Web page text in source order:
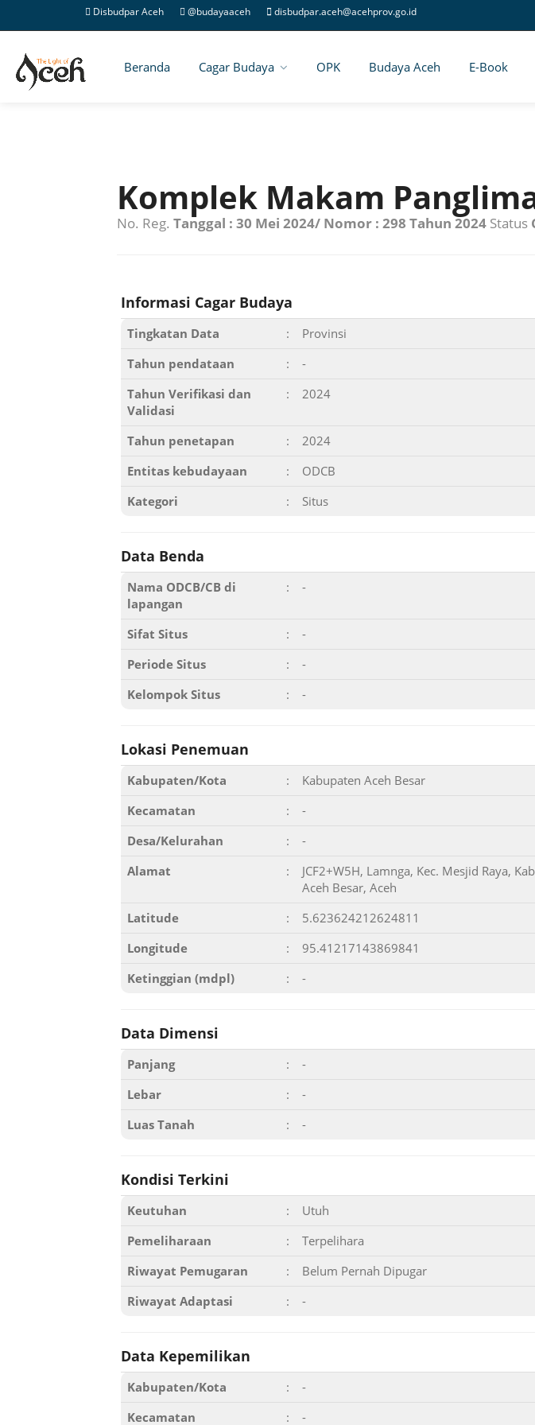
Disbudpar Aceh @budayaaceh disbudpar.aceh@acehprov.go.id
Beranda Cagar Budaya OPK Budaya Aceh E-Book
Komplek Makam
No. Reg. Tanggal : 30 Mei 2024/ Nomor : 298 Tahun 2024 Status
Informasi Cagar Budaya
Tingkatan Data :
Provinsi
Tahun pendataan
:
-
Tahun Verifikasi dan
Validasi
: 2024
Tahun penetapan :
2024
Entitas kebudayaan
:
ODCB
Kategori
: Situs
Data Benda
Nama ODCB/CB di
lapangan
: -
Sifat Situs :
-
Periode Situs
:
-
Kelompok Situs
: -
Lokasi Penemuan
Kabupaten/Kota :
Kabupaten Aceh Besar
Kecamatan
:
-
Desa/Kelurahan
:
-
Alamat
:
JCF2+W5H, Lamnga, Kec. Mesjid Raya,
Aceh Besar, Aceh
Latitude
:
5.623624212624811
Longitude
:
95.41217143869841
Ketinggian (mdpl)
: -
Data Dimensi
Panjang :
-
Lebar
:
-
Luas Tanah
: -
Kondisi Terkini
Keutuhan :
Utuh
Pemeliharaan
:
Terpelihara
Riwayat Pemugaran
:
Belum Pernah Dipugar
Riwayat Adaptasi
: -
Data Kepemilikan
Kabupaten/Kota :
-
Kecamatan
:
-